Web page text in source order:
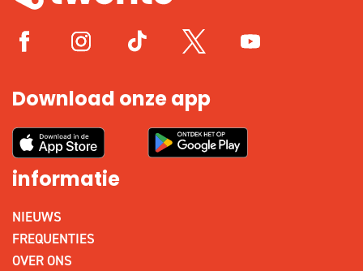
Download onze app
informatie
NIEUWS
FREQUENTIES
OVER ONS